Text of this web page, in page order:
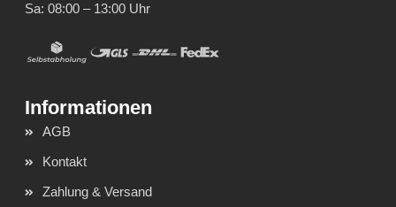
Sa: 08:00 – 13:00 Uhr
AGB
Kontakt
Zahlung & Versand